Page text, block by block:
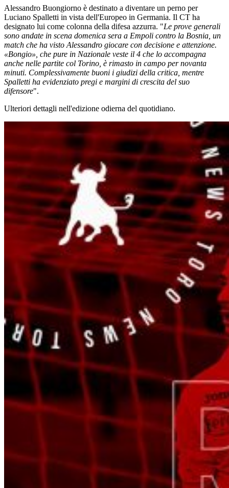
Alessandro Buongiorno è destinato a diventare un perno per
Luciano Spalletti in vista dell'Europeo in Germania. Il CT ha
designato lui come colonna della difesa azzurra. "Le prove generali
sono andate in scena domenica sera a Empoli contro la Bosnia, un
match che ha visto Alessandro giocare con decisione e attenzione.
«Bongio», che pure in Nazionale veste il 4 che lo accompagna
anche nelle partite col Torino, è rimasto in campo per novanta
minuti. Complessivamente buoni i giudizi della critica, mentre
Spalletti ha evidenziato pregi e margini di crescita del suo
difensore".
Ulteriori dettagli nell'edizione odierna del quotidiano.